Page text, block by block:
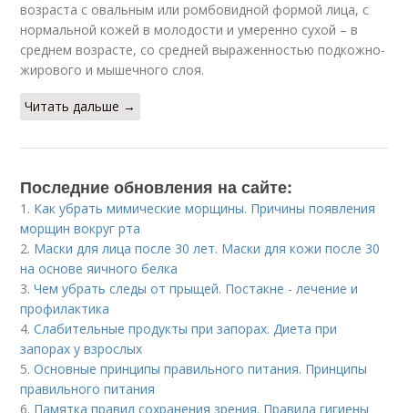
возраста с овальным или ромбовидной формой лица, с
нормальной кожей в молодости и умеренно сухой – в
среднем возрасте, со средней выраженностью подкожно-
жирового и мышечного слоя.
Читать дальше →
Последние обновления на сайте:
1. Как убрать мимические морщины. Причины появления
морщин вокруг рта
2. Маски для лица после 30 лет. Маски для кожи после 30
на основе яичного белка
3.Чем убрать следы от прыщей. Постакне - лечение и
профилактика
4.Слабительные продукты при запорах. Диета при
запорах у взрослых
5.Основные принципы правильного питания. Принципы
правильного питания
6. Памятка правил сохранения зрения. Правила гигиены